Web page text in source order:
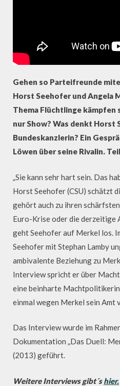
Gehen so Parteifreunde
Horst Seehofer und Angela
Thema Flüchtlinge kämpfen
nur Show? Was denkt Horst
Bundeskanzlerin? Ein
Löwen über seine Rivalin.
„Sie kann sehr hart sein. Das
Horst Seehofer (CSU) schätzt
gehört auch zu ihren
Euro-Krise oder die derzeitige
geht Seehofer auf Merkel los.
Seehofer mit Stephan Lamby
ambivalente Beziehung zu
Interview spricht er über
eine beinharte
einmal wegen Merkel sein Amt
Das Interview wurde im
Dokumentation „Das Duell:
(2013) geführt.
Weitere Interviews gibt´shier.